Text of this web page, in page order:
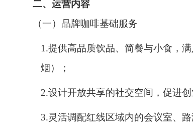
二、运营内容
（一）品牌咖啡基础服务
1.提供高品质饮品、简餐与小食，
烟）；
2.设计开放共享的社交空间，促进
3.灵活调配红线区域内的会议室、